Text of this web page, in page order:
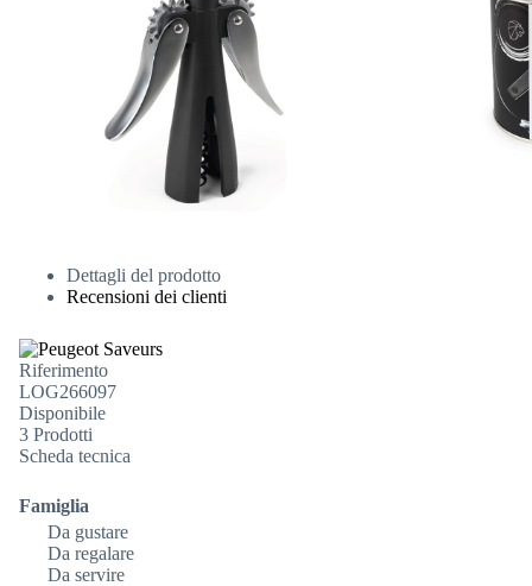
Dettagli del prodotto
Recensioni dei clienti
Riferimento
LOG266097
Disponibile
3 Prodotti
Scheda tecnica
Famiglia
Da gustare
Da regalare
Da servire